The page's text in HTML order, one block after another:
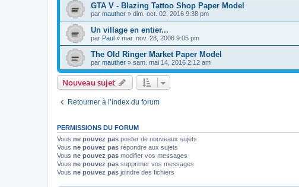
GTA V - Blazing Tattoo Shop Paper Model
par mauther » dim. oct. 02, 2016 9:38 pm
Un village en entier...
par Paul » mar. nov. 28, 2006 9:05 pm
The Old Ringer Market Paper Model
par mauther » sam. mai 14, 2016 2:12 am
Nouveau sujet
Retourner à l’index du forum
PERMISSIONS DU FORUM
Vous ne pouvez pas poster de nouveaux sujets
Vous ne pouvez pas répondre aux sujets
Vous ne pouvez pas modifier vos messages
Vous ne pouvez pas supprimer vos messages
Vous ne pouvez pas joindre des fichiers